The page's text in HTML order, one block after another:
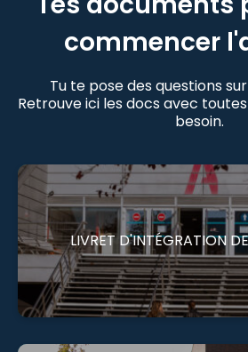
commencer
Tu te pose des questions
Retrouve ici les docs avec
besoin.
LIVRET D'INTÉGRATION